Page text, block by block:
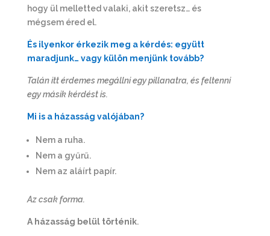
hogy ül melletted valaki, akit szeretsz… és
mégsem éred el.
És ilyenkor érkezik meg a kérdés: együtt
maradjunk… vagy külön menjünk tovább?
Talán itt érdemes megállni egy pillanatra, és feltenni
egy másik kérdést is.
Mi is a házasság valójában?
Nem a ruha.
Nem a gyűrű.
Nem az aláírt papír.
Az csak forma.
A házasság belül történik.